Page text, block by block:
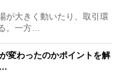
が大きく動いたり、取引環
。一方…
変わったのかポイントを解
…